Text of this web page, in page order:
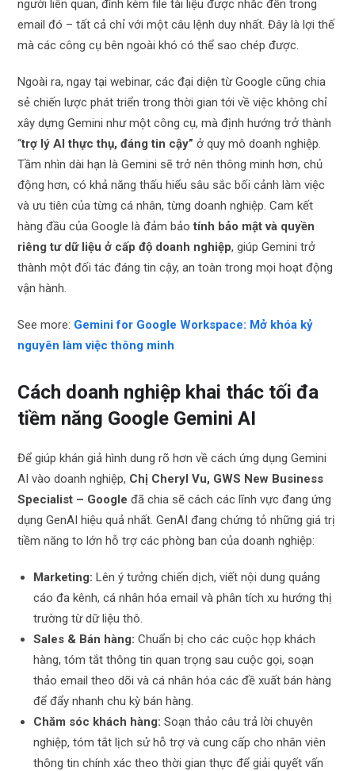
người liên quan, đính kèm file tài liệu được nhắc đến trong
email đó – tất cả chỉ với một câu lệnh duy nhất. Đây là lợi thế
mà các công cụ bên ngoài khó có thể sao chép được.
Ngoài ra, ngay tại webinar, các đại diện từ Google cũng chia
sẻ chiến lược phát triển trong thời gian tới về việc không chỉ
xây dựng Gemini như một công cụ, mà định hướng trở thành
“trợ lý AI thực thụ, đáng tin cậy” ở quy mô doanh nghiệp.
Tầm nhìn dài hạn là Gemini sẽ trở nên thông minh hơn, chủ
động hơn, có khả năng thấu hiểu sâu sắc bối cảnh làm việc
và ưu tiên của từng cá nhân, từng doanh nghiệp. Cam kết
hàng đầu của Google là đảm bảotính bảo mật và quyền
riêng tư dữ liệu ở cấp độ doanh nghiệp, giúp Gemini trở
thành một đối tác đáng tin cậy, an toàn trong mọi hoạt động
vận hành.
See more: Gemini for Google Workspace: Mở khóa kỷ
nguyên làm việc thông minh
Cách doanh nghiệp khai thác tối đa
tiềm năng Google Gemini AI
Để giúp khán giả hình dung rõ hơn về cách ứng dụng Gemini
AI vào doanh nghiệp, Chị Cheryl Vu, GWS New Business
Specialist – Google đã chia sẽ cách các lĩnh vực đang ứng
dụng GenAI hiệu quả nhất. GenAI đang chứng tỏ những giá trị
tiềm năng to lớn hỗ trợ các phòng ban của doanh nghiệp:
Marketing: Lên ý tưởng chiến dịch, viết nội dung quảng
cáo đa kênh, cá nhân hóa email và phân tích xu hướng thị
trường từ dữ liệu thô.
Sales & Bán hàng: Chuẩn bị cho các cuộc họp khách
hàng, tóm tắt thông tin quan trọng sau cuộc gọi, soạn
thảo email theo dõi và cá nhân hóa các đề xuất bán hàng
để đẩy nhanh chu kỳ bán hàng.
Chăm sóc khách hàng: Soạn thảo câu trả lời chuyên
nghiệp, tóm tắt lịch sử hỗ trợ và cung cấp cho nhân viên
thông tin chính xác theo thời gian thực để giải quyết vấn